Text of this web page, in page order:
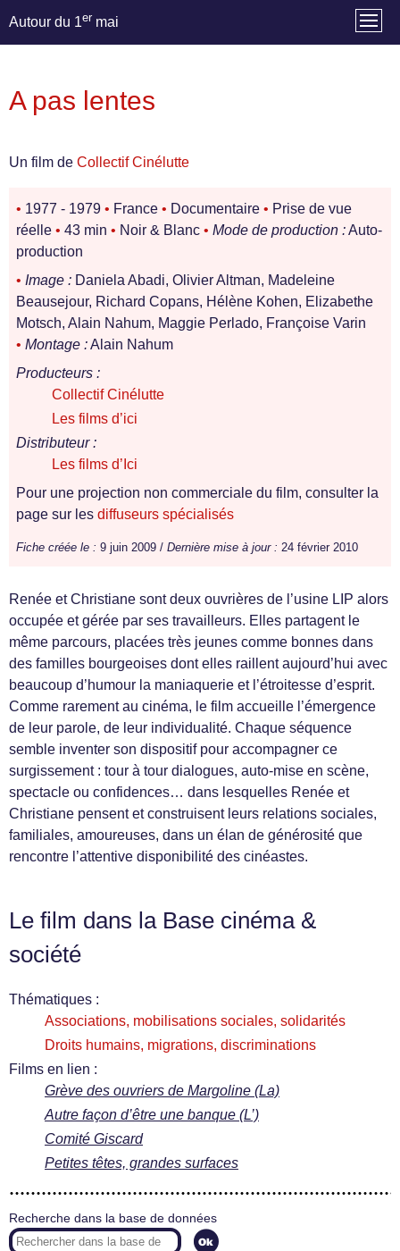
Autour du 1er mai
A pas lentes
Un film de Collectif Cinélutte
• 1977 - 1979 • France • Documentaire • Prise de vue
réelle • 43 min • Noir & Blanc • Mode de production :Auto-
production
• Image : Daniela Abadi, Olivier Altman, Madeleine
Beausejour, Richard Copans, Hélène Kohen, Elizabethe
Motsch, Alain Nahum, Maggie Perlado, Françoise Varin
• Montage :Alain Nahum
Producteurs :
Collectif Cinélutte
Les films d’ici
Distributeur :
Les films d’Ici
Pour une projection non commerciale du film, consulter la
page sur les diffuseurs spécialisés
Fiche créée le : 9 juin 2009 / Dernière mise à jour : 24 février 2010
Renée et Christiane sont deux ouvrières de l’usine LIP alors
occupée et gérée par ses travailleurs. Elles partagent le
même parcours, placées très jeunes comme bonnes dans
des familles bourgeoises dont elles raillent aujourd’hui avec
beaucoup d’humour la maniaquerie et l’étroitesse d’esprit.
Comme rarement au cinéma, le film accueille l’émergence
de leur parole, de leur individualité. Chaque séquence
semble inventer son dispositif pour accompagner ce
surgissement : tour à tour dialogues, auto-mise en scène,
spectacle ou confidences… dans lesquelles Renée et
Christiane pensent et construisent leurs relations sociales,
familiales, amoureuses, dans un élan de générosité que
rencontre l’attentive disponibilité des cinéastes.
Le film dans la Base cinéma &
société
Thématiques :
Associations, mobilisations sociales, solidarités
Droits humains, migrations, discriminations
Films en lien :
Grève des ouvriers de Margoline (La)
Autre façon d’être une banque (L’)
Comité Giscard
Petites têtes, grandes surfaces
Recherche dans la base de données